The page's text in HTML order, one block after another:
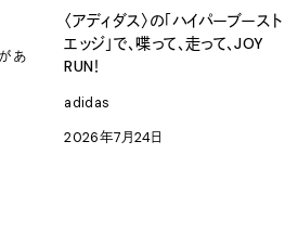
あ
〈アディダス〉の「ハイパーブースト
エッジ」で、喋って、走って、JOY
RUN！
adidas
2026年7月24日